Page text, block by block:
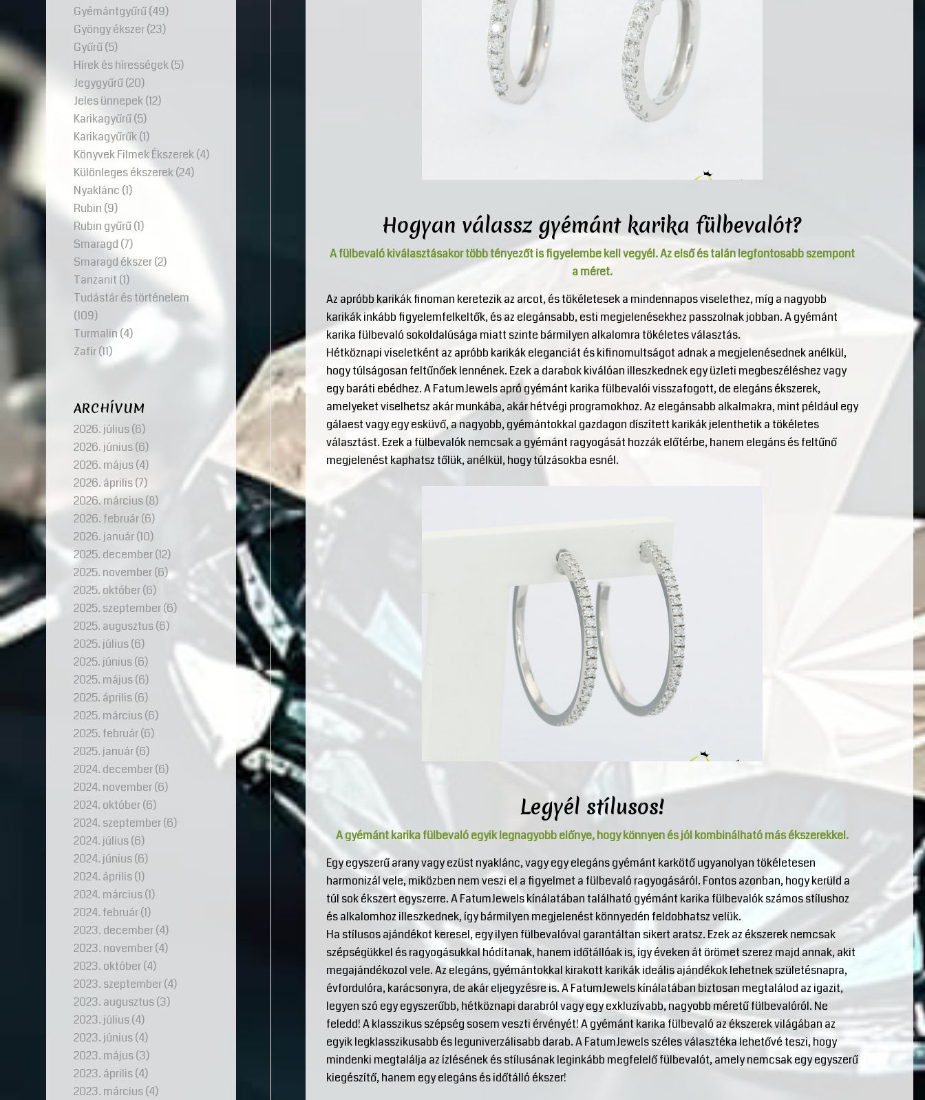
Hogyan válassz gyémánt karika fülbevalót?
A fülbevaló kiválasztásakor több tényezőt is figyelembe kell vegyél. Az első és talán legfontosabb szempont
a méret.
Az apróbb karikák finoman keretezik az arcot, és tökéletesek a mindennapos viselethez, míg a nagyobb
karikák inkább figyelemfelkeltők, és az elegánsabb, esti megjelenésekhez passzolnak jobban. A gyémánt
karika fülbevaló sokoldalúsága miatt szinte bármilyen alkalomra tökéletes választás.
Hétköznapi viseletként az apróbb karikák eleganciát és kifinomultságot adnak a megjelenésednek anélkül,
hogy túlságosan feltűnőek lennének. Ezek a darabok kiválóan illeszkednek egy üzleti megbeszéléshez vagy
egy baráti ebédhez. A FatumJewels apró gyémánt karika fülbevalói visszafogott, de elegáns ékszerek,
amelyeket viselhetsz akár munkába, akár hétvégi programokhoz. Az elegánsabb alkalmakra, mint például egy
gálaest vagy egy esküvő, a nagyobb, gyémántokkal gazdagon díszített karikák jelenthetik a tökéletes
választást. Ezek a fülbevalók nemcsak a gyémánt ragyogását hozzák előtérbe, hanem elegáns és feltűnő
megjelenést kaphatsz tőlük, anélkül, hogy túlzásokba esnél.
Legyél stílusos!
A gyémánt karika fülbevaló egyik legnagyobb előnye, hogy könnyen és jól kombinálható más ékszerekkel.
Egy egyszerű arany vagy ezüst nyaklánc, vagy egy elegáns gyémánt karkötő ugyanolyan tökéletesen
harmonizál vele, miközben nem veszi el a figyelmet a fülbevaló ragyogásáról. Fontos azonban, hogy kerüld a
túl sok ékszert egyszerre. A FatumJewels kínálatában található gyémánt karika fülbevalók számos stílushoz
és alkalomhoz illeszkednek, így bármilyen megjelenést könnyedén feldobhatsz velük.
Ha stílusos ajándékot keresel, egy ilyen fülbevalóval garantáltan sikert aratsz. Ezek az ékszerek nemcsak
szépségükkel és ragyogásukkal hódítanak, hanem időtállóak is, így éveken át örömet szerez majd annak, akit
megajándékozol vele. Az elegáns, gyémántokkal kirakott karikák ideális ajándékok lehetnek születésnapra,
évfordulóra, karácsonyra, de akár eljegyzésre is. A FatumJewels kínálatában biztosan megtalálod az igazit,
legyen szó egy egyszerűbb, hétköznapi darabról vagy egy exkluzívabb, nagyobb méretű fülbevalóról. Ne
feledd! A klasszikus szépség sosem veszti érvényét! A gyémánt karika fülbevaló az ékszerek világában az
egyik legklasszikusabb és leguniverzálisabb darab. A FatumJewels széles választéka lehetővé teszi, hogy
mindenki megtalálja az ízlésének és stílusának leginkább megfelelő fülbevalót, amely nemcsak egy egyszerű
kiegészítő, hanem egy elegáns és időtálló ékszer!
Gyémántgyűrű(49)
Gyöngy ékszer(23)
Gyűrű(5)
Hírek és hírességek(5)
Jegygyűrű(20)
Jeles ünnepek(12)
Karikagyűrű(5)
Karikagyűrűk(1)
Könyvek Filmek Ékszerek(4)
Különleges ékszerek(24)
Nyaklánc (1)
Rubin (9)
Rubin gyűrű(1)
Smaragd (7)
Smaragd ékszer(2)
Tanzanit (1)
Tudástár és történelem
(109)
Turmalin (4)
Zafír(11)
ARCHÍVUM
2026. július(6)
2026. június(6)
2026. május(4)
2026. április(7)
2026. március(8)
2026. február(6)
2026. január(10)
2025. december(12)
2025. november(6)
2025. október(6)
2025. szeptember(6)
2025. augusztus(6)
2025. július(6)
2025. június(6)
2025. május(6)
2025. április(6)
2025. március(6)
2025. február(6)
2025. január(6)
2024. december(6)
2024. november(6)
2024. október(6)
2024. szeptember(6)
2024. július(6)
2024. június(6)
2024. április(1)
2024. március(1)
2024. február(1)
2023. december(4)
2023. november(4)
2023. október(4)
2023. szeptember(4)
2023. augusztus(3)
2023. július(4)
2023. június(4)
2023. május(3)
2023. április(4)
2023. március(4)